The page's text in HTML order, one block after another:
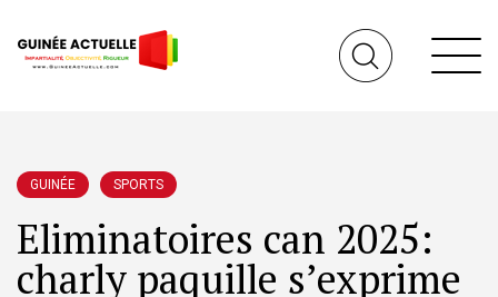
GUINÉE SPORTS
Eliminatoires can 2025:
charly paquille s’exprime